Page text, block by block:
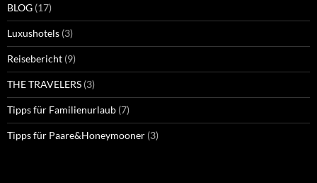
BLOG (17)
Luxushotels (3)
Reisebericht (9)
THE TRAVELERS (3)
Tipps für Familienurlaub (7)
Tipps für Paare&Honeymooner (3)